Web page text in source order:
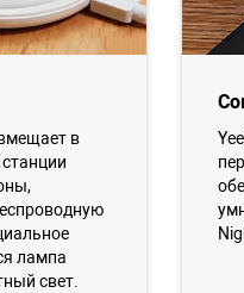
в
лампа
свет.